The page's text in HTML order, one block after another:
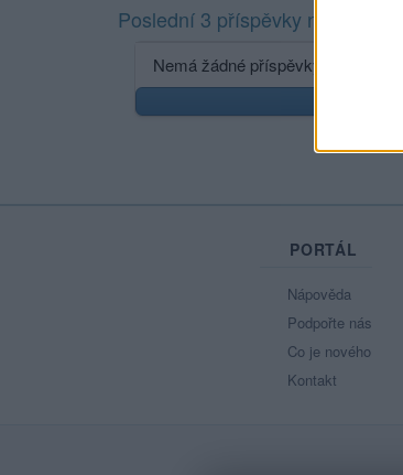
Poslední 3 příspěvky na mé zdi
Nemá žádné příspěvky
PORTÁL
Nápověda
Podpořte nás
Co je nového
Kontakt